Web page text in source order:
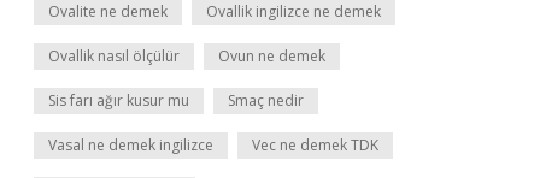
Ovalite ne demek Ovallik ingilizce ne demek
Ovallik nasıl ölçülür Ovun ne demek
Sis farı ağır kusur mu Smaç nedir
Vasal ne demek ingilizce Vec ne demek TDK